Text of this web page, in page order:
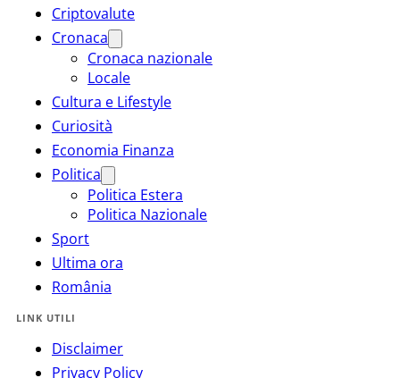
Criptovalute
Cronaca
Cronaca nazionale
Locale
Cultura e Lifestyle
Curiosità
Economia Finanza
Politica
Politica Estera
Politica Nazionale
Sport
Ultima ora
România
LINK UTILI
Disclaimer
Privacy Policy